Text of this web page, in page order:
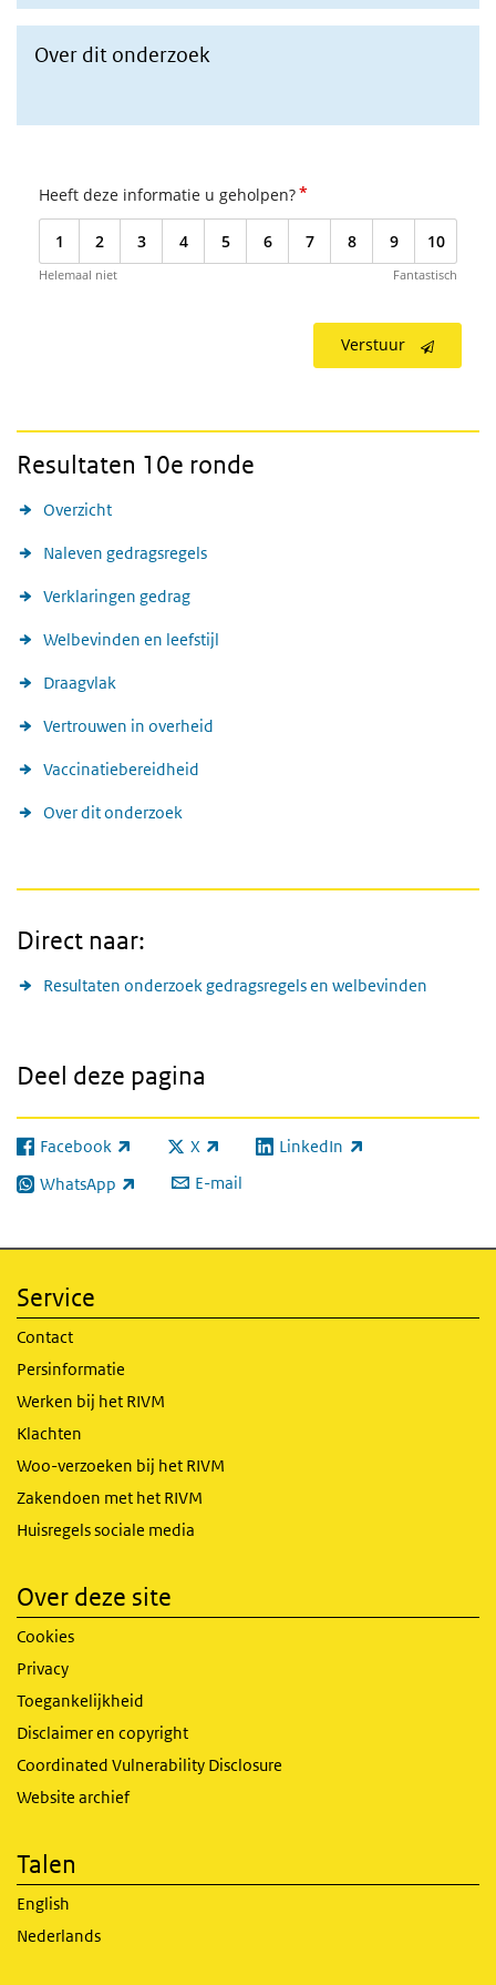
Hoe onderzoek uitgevoerd
Over dit onderzoek
Heeft deze informatie u geholpen?*
1 2 3 4 5 6 7 8 9 10
Helemaal niet Fantastisch
Verstuur
Resultaten 10e ronde
Overzicht
Naleven gedragsregels
Verklaringen gedrag
Welbevinden en leefstijl
Draagvlak
Vertrouwen in overheid
Vaccinatiebereidheid
Over dit onderzoek
Direct naar:
Resultaten onderzoek gedragsregels en welbevinden
Deel deze pagina
Facebook
(externe link) X
(externe link) LinkedIn
(externe link)
WhatsApp
(externe link) E-mail
Service
Contact
Persinformatie
Werken bij het RIVM
Klachten
Woo-verzoeken bij het RIVM
Zakendoen met het RIVM
Huisregels sociale media
Over deze site
Cookies
Privacy
Toegankelijkheid
Disclaimer en copyright
Coordinated Vulnerability Disclosure
Website archief
Talen
English
Nederlands